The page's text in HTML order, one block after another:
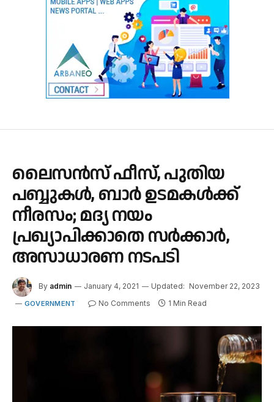
ലൈസൻസ് ഫീസ്, പുതിയ
പബ്ബുകള്‍, ബാർ ഉടമകൾക്ക്
നീരസം; മദ്യ നയം
പ്രഖ്യാപിക്കാതെ സർക്കാർ,
അസാധാരണ നടപടി
By admin January 4, 2021 Updated: November 22, 2023
GOVERNMENT No Comments 1 Min Read